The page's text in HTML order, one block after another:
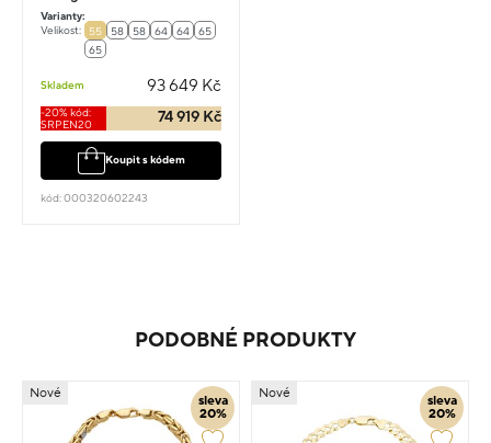
Varianty:
Velikost:
55 58 58 64 64
65
65
Skladem 93 649 Kč
-20% kód:
SRPEN20
74 919 Kč
Koupit s kódem
kód: 000320602243
PODOBNÉ PRODUKTY
sleva
20%
Nové
sleva
20%
Nové